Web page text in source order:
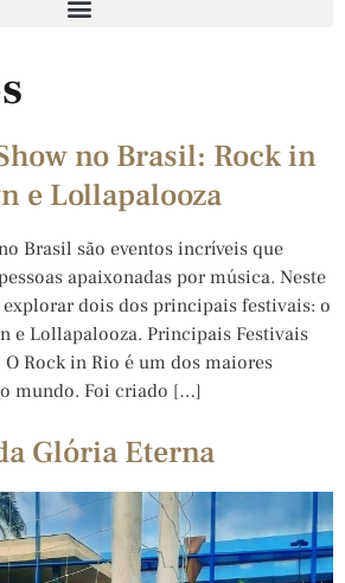
no Brasil: Rock in
e Lollapalooza
Brasil são eventos incríveis que
apaixonadas por música. Neste
explorar dois dos principais festivais: o
e Lollapalooza. Principais Festivais
Rock in Rio é um dos maiores
mundo. Foi criado […]
Glória Eterna